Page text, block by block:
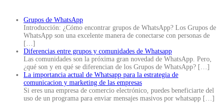
Grupos de WhatsApp
Introducción: ¿Cómo encontrar grupos de WhatsApp? Los Grupos de
WhatsApp son una excelente manera de conectarse con personas de
[…]
Diferencias entre grupos y comunidades de Whatsapp
Las comunidades son la próxima gran novedad de WhatsApp. Pero,
¿qué son y en qué se diferencian de los Grupos de WhatsApp? […]
La importancia actual de Whatsapp para la estrategia de
comunicacion y marketing de las empresas
Si eres una empresa de comercio electrónico, puedes beneficiarte del
uso de un programa para enviar mensajes masivos por whatsapp […]